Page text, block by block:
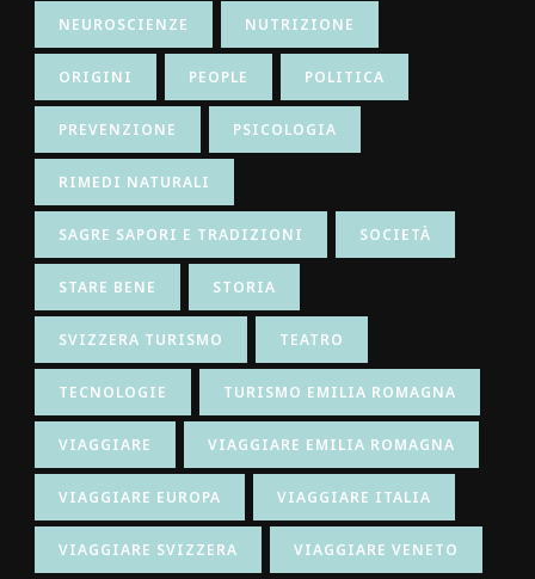
NEUROSCIENZE NUTRIZIONE
ORIGINI PEOPLE POLITICA
PREVENZIONE PSICOLOGIA
RIMEDI NATURALI
SAGRE SAPORI E TRADIZIONI SOCIETÀ
STARE BENE STORIA
SVIZZERA TURISMO TEATRO
TECNOLOGIE TURISMO EMILIA ROMAGNA
VIAGGIARE VIAGGIARE EMILIA ROMAGNA
VIAGGIARE EUROPA VIAGGIARE ITALIA
VIAGGIARE SVIZZERA VIAGGIARE VENETO